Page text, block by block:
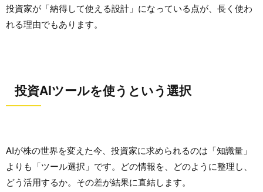
投資家が「納得して使える設計」になっている点が、長く使わ
れる理由でもあります。
投資AIツールを使うという選択
AIが株の世界を変えた今、投資家に求められるのは「知識量」
よりも「ツール選択」です。どの情報を、どのように整理し、
どう活用するか。その差が結果に直結します。